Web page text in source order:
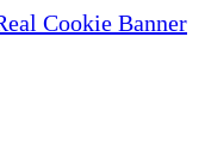
Cookie Banner